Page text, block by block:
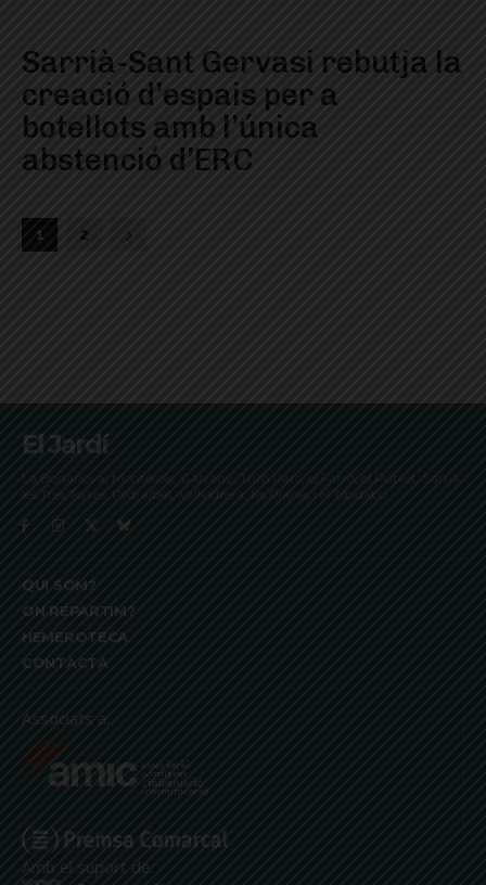
Sarrià-Sant Gervasi rebutja la
creació d’espais per a
botellots amb l’única
abstenció d’ERC
1 2
El Jardí
La Bonanova, Monterols, Galvany, Turó Parc, el Farró, el Putxet, Sarrià,
les Tres Torres, Pedralbes, Vallvidrera, les Planes i el Tibidabo
QUI SOM?
ON REPARTIM?
HEMEROTECA
CONTACTA
Associats a:
Amb el suport de: